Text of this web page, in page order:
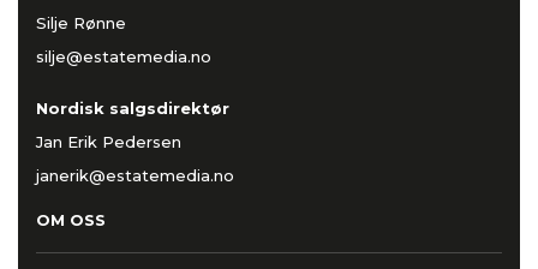
Silje Rønne
silje@estatemedia.no
Nordisk salgsdirektør
Jan Erik Pedersen
janerik@estatemedia.no
OM OSS